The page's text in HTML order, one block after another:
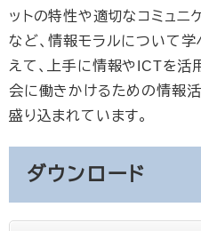
ットの特性や適切なコミュニ
など、情報モラルについて学
えて、上手に情報やICTを活
会に働きかけるための情報
盛り込まれています。
ダウンロード